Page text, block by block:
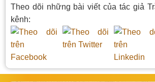
Theo dõi những bài viết của tác giả
kênh: